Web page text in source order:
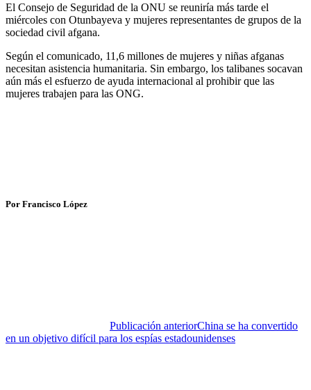
El Consejo de Seguridad de la ONU se reuniría más tarde el
miércoles con Otunbayeva y mujeres representantes de grupos de la
sociedad civil afgana.
Según el comunicado, 11,6 millones de mujeres y niñas afganas
necesitan asistencia humanitaria. Sin embargo, los talibanes socavan
aún más el esfuerzo de ayuda internacional al prohibir que las
mujeres trabajen para las ONG.
Por Francisco López
Publicación anteriorChina se ha convertido
en un objetivo difícil para los espías estadounidenses